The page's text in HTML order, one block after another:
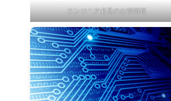
エンジニア必見のお得情報